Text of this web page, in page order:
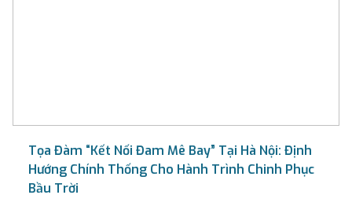
Tọa Đàm “Kết Nối Đam Mê Bay” Tại Hà Nội: Định
Hướng Chính Thống Cho Hành Trình Chinh Phục
Bầu Trời